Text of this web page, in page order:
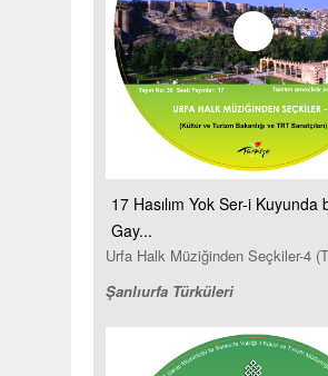
17 Hasılım Yok Ser-i Kuyunda
Gay...
Urfa Halk Müziğinden Seçkiler-4
Şanlıurfa Türküleri